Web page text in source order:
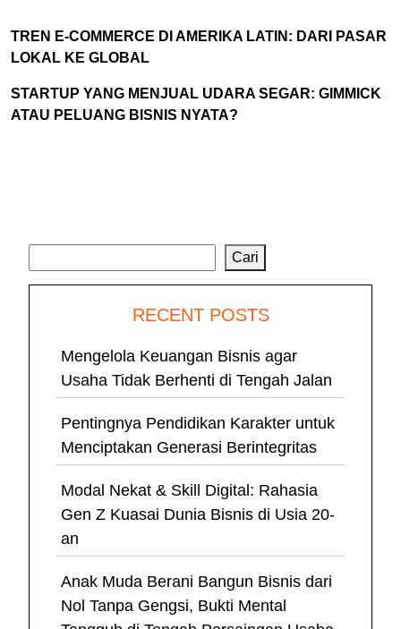
TREN E-COMMERCE DI AMERIKA LATIN: DARI PASAR
LOKAL KE GLOBAL
STARTUP YANG MENJUAL UDARA SEGAR: GIMMICK
ATAU PELUANG BISNIS NYATA?
Cari
RECENT POSTS
Mengelola Keuangan Bisnis agar
Usaha Tidak Berhenti di Tengah Jalan
Pentingnya Pendidikan Karakter untuk
Menciptakan Generasi Berintegritas
Modal Nekat & Skill Digital: Rahasia
Gen Z Kuasai Dunia Bisnis di Usia 20-
an
Anak Muda Berani Bangun Bisnis dari
Nol Tanpa Gengsi, Bukti Mental